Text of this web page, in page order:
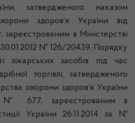
затвердженого наказом
здоров’я України від
зареєстрованим в Міністерстві
30.01.2012 № 126/20439, Порядку
лікарських засобів під час
торгівлі, затвердженого
охорони здоров’я України
№ 677, зареєстрованим в
України 26.11.2014 за №